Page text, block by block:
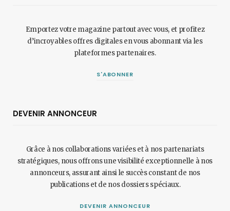
Emportez votre magazine partout avec vous, et profitez
d’incroyables offres digitales en vous abonnant via les
plateformes partenaires.
S'ABONNER
DEVENIR ANNONCEUR
Grâce à nos collaborations variées et à nos partenariats
stratégiques, nous offrons une visibilité exceptionnelle à nos
annonceurs, assurant ainsi le succès constant de nos
publications et de nos dossiers spéciaux.
DEVENIR ANNONCEUR